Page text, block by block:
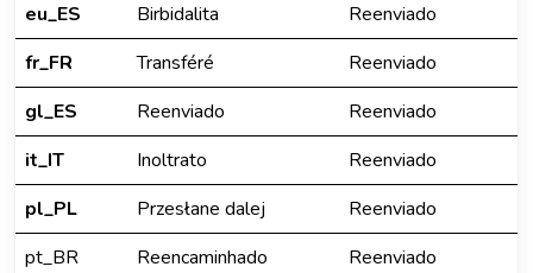
eu_ES
Birbidalita
Reenviado
fr_FR
Transféré
Reenviado
gl_ES
Reenviado
Reenviado
it_IT
Inoltrato
Reenviado
pl_PL
Przesłane dalej
Reenviado
pt_BR
Reencaminhado
Reenviado